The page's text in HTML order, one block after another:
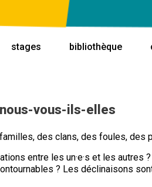
stages bibliothèque
vous-ils-elles
des clans, des foules, des
entre les un·e·s et les autres
? Les déclinaisons